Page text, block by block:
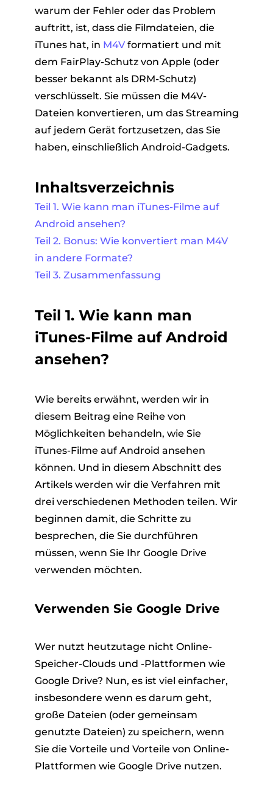
warum der Fehler oder das Problem
auftritt, ist, dass die Filmdateien, die
iTunes hat, in M4Vformatiert und mit
dem FairPlay-Schutz von Apple (oder
besser bekannt als DRM-Schutz)
verschlüsselt. Sie müssen die M4V-
Dateien konvertieren, um das Streaming
auf jedem Gerät fortzusetzen, das Sie
haben, einschließlich Android-Gadgets.
Inhaltsverzeichnis
Teil 1. Wie kann man iTunes-Filme auf
Android ansehen?
Teil 2. Bonus: Wie konvertiert man M4V
in andere Formate?
Teil 3. Zusammenfassung
Teil 1. Wie kann man
iTunes-Filme auf Android
ansehen?
Wie bereits erwähnt, werden wir in
diesem Beitrag eine Reihe von
Möglichkeiten behandeln, wie Sie
iTunes-Filme auf Android ansehen
können. Und in diesem Abschnitt des
Artikels werden wir die Verfahren mit
drei verschiedenen Methoden teilen. Wir
beginnen damit, die Schritte zu
besprechen, die Sie durchführen
müssen, wenn Sie Ihr Google Drive
verwenden möchten.
Verwenden Sie Google Drive
Wer nutzt heutzutage nicht Online-
Speicher-Clouds und -Plattformen wie
Google Drive? Nun, es ist viel einfacher,
insbesondere wenn es darum geht,
große Dateien (oder gemeinsam
genutzte Dateien) zu speichern, wenn
Sie die Vorteile und Vorteile von Online-
Plattformen wie Google Drive nutzen.